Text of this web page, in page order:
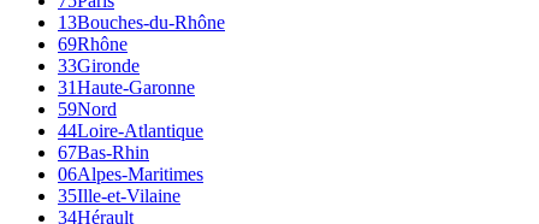
13Bouches-du-Rhône
69Rhône
33Gironde
31Haute-Garonne
59Nord
44Loire-Atlantique
67Bas-Rhin
06Alpes-Maritimes
35Ille-et-Vilaine
34Hérault